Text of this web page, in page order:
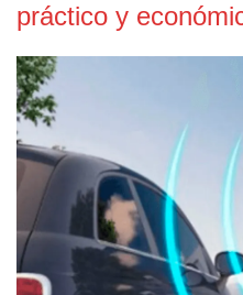
práctico y